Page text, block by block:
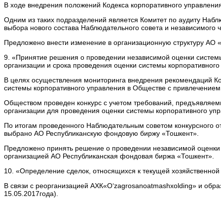
В ходе внедрения положений Кодекса корпоративного
Одним из таких подразделений является Комитет по аудиту
выбора нового состава Наблюдательного совета и независимого
Предложено внести изменение в организационную структуру
9. «Принятие решения о проведении независимой оценки
организации и срока проведения оценки системы
В целях осуществления мониторинга внедрения рекомендаций
системы корпоративного управления в Обществе с
Обществом проведен конкурс с учетом требований,
организации для проведения оценки системы корпоративного
По итогам проведенного Наблюдательным советом конкурсного
выбрано АО Республиканскую фондовую биржу «Тошкент».
Предложено принять решение о проведении независимой
организацией АО Республиканская фондовая биржа «Тошкент».
10. «Определение сделок, относящихся к текущей
В связи с реорганизацией АХК«O‘zagrosanoatmashxolding» и
15.05.2017года).